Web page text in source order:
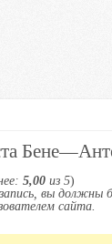
5,00 из 5)
вы должны
сайта.